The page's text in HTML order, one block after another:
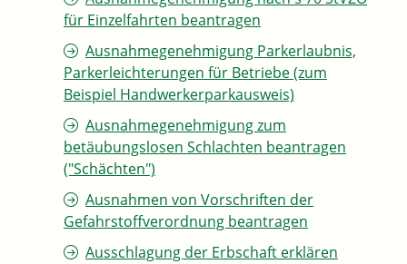
für Einzelfahrten beantragen
Ausnahmegenehmigung Parkerlaubnis,
Parkerleichterungen für Betriebe (zum
Beispiel Handwerkerparkausweis)
Ausnahmegenehmigung zum
betäubungslosen Schlachten beantragen
("Schächten")
Ausnahmen von Vorschriften der
Gefahrstoffverordnung beantragen
Ausschlagung der Erbschaft erklären